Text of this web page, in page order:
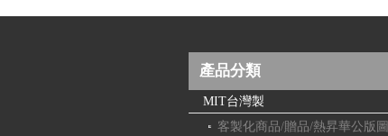
產品分類
MIT台灣製
客製化商品/贈品/熱昇華公版圖